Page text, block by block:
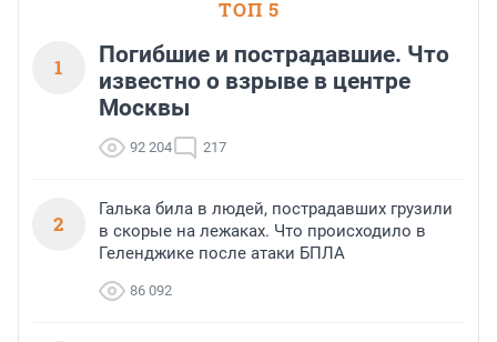
ТОП 5
1
Погибшие и пострадавшие. Что
известно о взрыве в центре
Москвы
92 204 217
2
Галька била в людей, пострадавших грузили
в скорые на лежаках. Что происходило в
Геленджике после атаки БПЛА
86 092